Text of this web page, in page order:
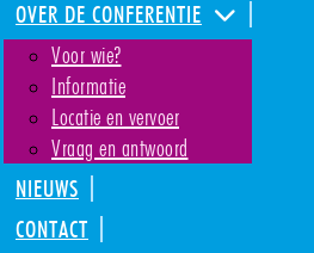
OVER DE CONFERENTIE
Voor wie?
Informatie
Locatie en vervoer
Vraag en antwoord
NIEUWS
CONTACT